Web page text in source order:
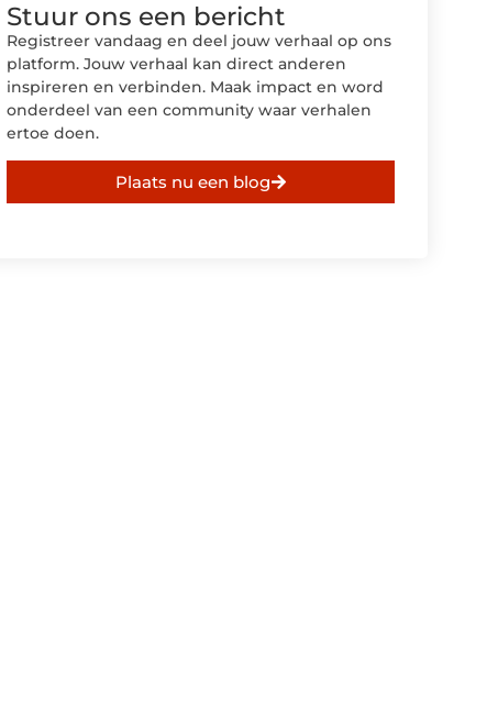
Stuur ons een bericht
Registreer vandaag en deel jouw verhaal op ons
platform. Jouw verhaal kan direct anderen
inspireren en verbinden. Maak impact en word
onderdeel van een community waar verhalen
ertoe doen.
Plaats nu een blog